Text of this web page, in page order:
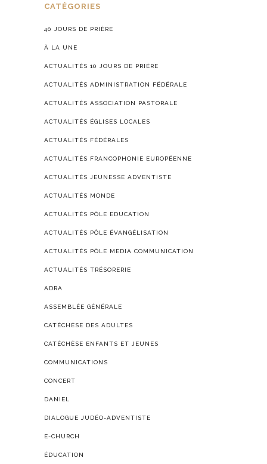
CATÉGORIES
40 JOURS DE PRIÈRE
À LA UNE
ACTUALITÉS 10 JOURS DE PRIÈRE
ACTUALITÉS ADMINISTRATION FÉDÉRALE
ACTUALITÉS ASSOCIATION PASTORALE
ACTUALITÉS ÉGLISES LOCALES
ACTUALITÉS FÉDÉRALES
ACTUALITÉS FRANCOPHONIE EUROPÉENNE
ACTUALITÉS JEUNESSE ADVENTISTE
ACTUALITÉS MONDE
ACTUALITÉS PÔLE EDUCATION
ACTUALITÉS PÔLE ÉVANGÉLISATION
ACTUALITÉS PÔLE MEDIA COMMUNICATION
ACTUALITÉS TRÉSORERIE
ADRA
ASSEMBLÉE GÉNÉRALE
CATÉCHÈSE DES ADULTES
CATÉCHÈSE ENFANTS ET JEUNES
COMMUNICATIONS
CONCERT
DANIEL
DIALOGUE JUDÉO-ADVENTISTE
E-CHURCH
ÉDUCATION